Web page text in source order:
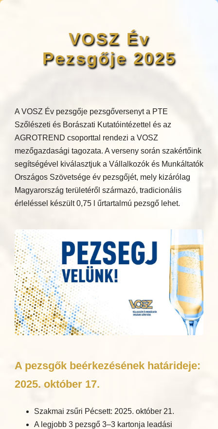
VOSZ Év
Pezsgője 2025
A VOSZ Év pezsgője pezsgőversenyt a PTE
Szőlészeti és Borászati Kutatóintézettel és az
AGROTREND csoporttal rendezi a VOSZ
mezőgazdasági tagozata. A verseny során szakértőink
segítségével kiválasztjuk a Vállalkozók és Munkáltatók
Országos Szövetsége év pezsgőjét, mely kizárólag
Magyarország területéről származó, tradicionális
érleléssel készült 0,75 l űrtartalmú pezsgő lehet.
A pezsgők beérkezésének határideje:
2025. október 17.
Szakmai zsűri Pécsett: 2025. október 21.
A legjobb 3 pezsgő 3–3 kartonja leadási